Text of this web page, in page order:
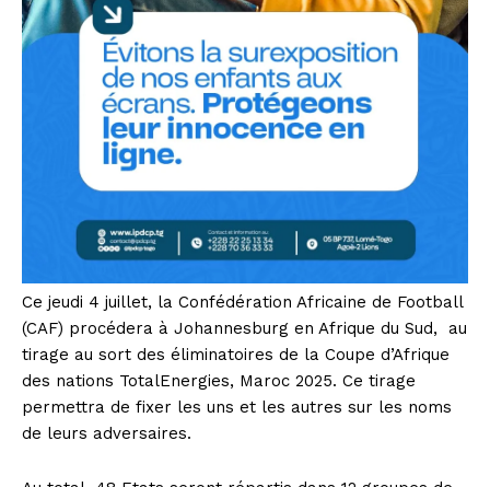
Ce jeudi 4 juillet, la Confédération Africaine de Football
(CAF) procédera à Johannesburg en Afrique du Sud, au
tirage au sort des éliminatoires de la Coupe d’Afrique
des nations TotalEnergies, Maroc 2025. Ce tirage
permettra de fixer les uns et les autres sur les noms
de leurs adversaires.